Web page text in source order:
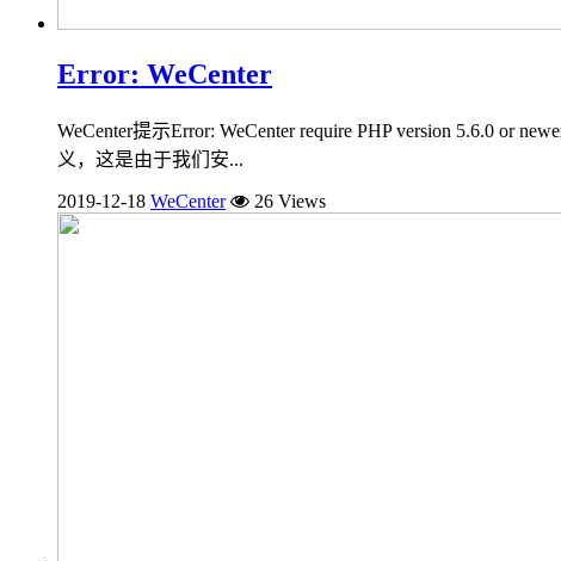
Error: WeCenter
WeCenter提示Error: WeCenter require PHP version 5.6.0 or
义，这是由于我们安...
2019-12-18 WeCenter 26 Views